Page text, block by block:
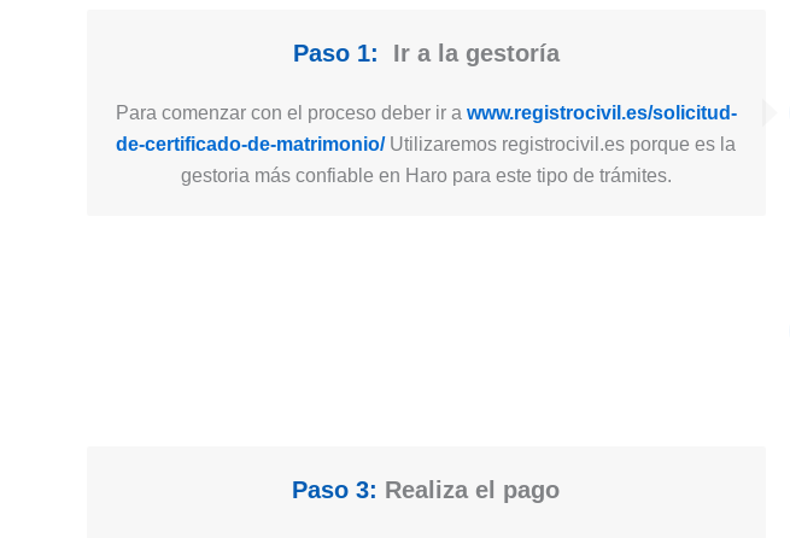
Paso 1: Ir a la gestoría
Para comenzar con el proceso deber ir a www.registrocivil.es/solicitud-
de-certificado-de-matrimonio/Utilizaremos registrocivil.es porque es la
gestoria más confiable en Haro para este tipo de trámites.
Paso 3: Realiza el pago